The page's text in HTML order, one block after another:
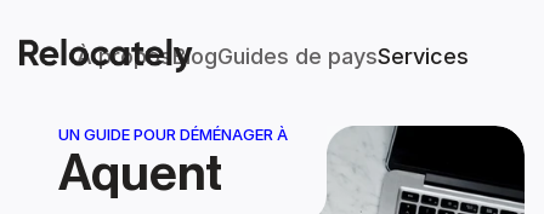
À propos BlogGuides de paysServices
UN GUIDE POUR DÉMÉNAGER À
Aquent